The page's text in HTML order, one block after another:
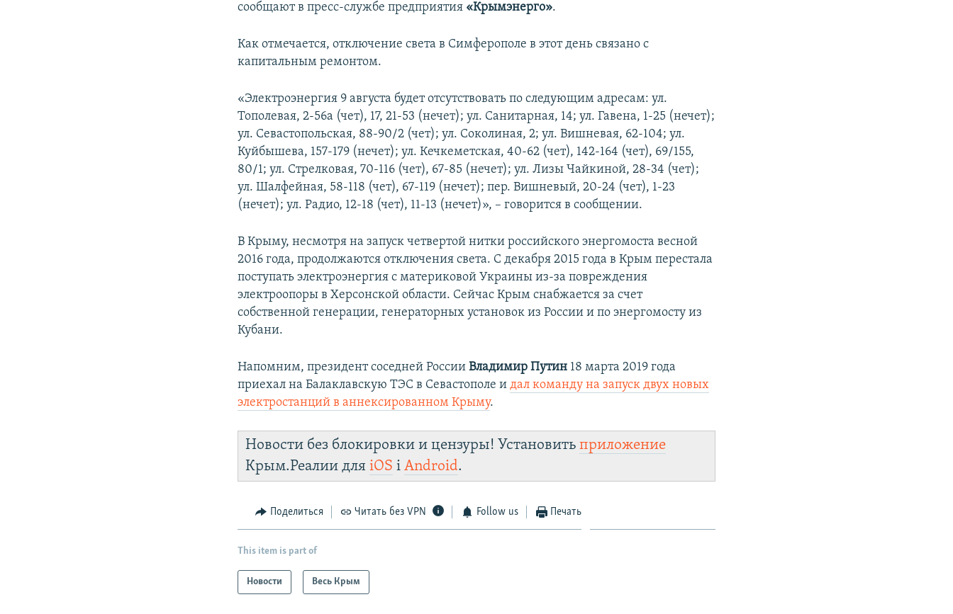
сообщают в пресс-службе предприятия «Крымэнерго».
Как отмечается, отключение света в Симферополе в этот день связано с
капитальным ремонтом.
«Электроэнергия 9 августа будет отсутствовать по следующим адресам: ул.
Тополевая, 2-56а (чет), 17, 21-53 (нечет); ул. Санитарная, 14; ул. Гавена, 1-25 (нечет);
ул. Севастопольская, 88-90/2 (чет); ул. Соколиная, 2; ул. Вишневая, 62-104; ул.
Куйбышева, 157-179 (нечет); ул. Кечкеметская, 40-62 (чет), 142-164 (чет), 69/155,
80/1; ул. Стрелковая, 70-116 (чет), 67-85 (нечет); ул. Лизы Чайкиной, 28-34 (чет);
ул. Шалфейная, 58-118 (чет), 67-119 (нечет); пер. Вишневый, 20-24 (чет), 1-23
(нечет); ул. Радио, 12-18 (чет), 11-13 (нечет)», – говорится в сообщении.
В Крыму, несмотря на запуск четвертой нитки российского энергомоста весной
2016 года, продолжаются отключения света. С декабря 2015 года в Крым перестала
поступать электроэнергия с материковой Украины из-за повреждения
электроопоры в Херсонской области. Сейчас Крым снабжается за счет
собственной генерации, генераторных установок из России и по энергомосту из
Кубани.
Напомним, президент соседней РоссииВладимир Путин 18 марта 2019 года
приехал на Балаклавскую ТЭС в Севастополе идал команду на запуск двух новых
электростанций в аннексированном Крыму.
Новости без блокировки и цензуры! Установитьприложение
Крым.Реалии дляiOS іAndroid.
Поделиться Читать без VPN Follow us Печать
This item is part of
Новости Весь Крым